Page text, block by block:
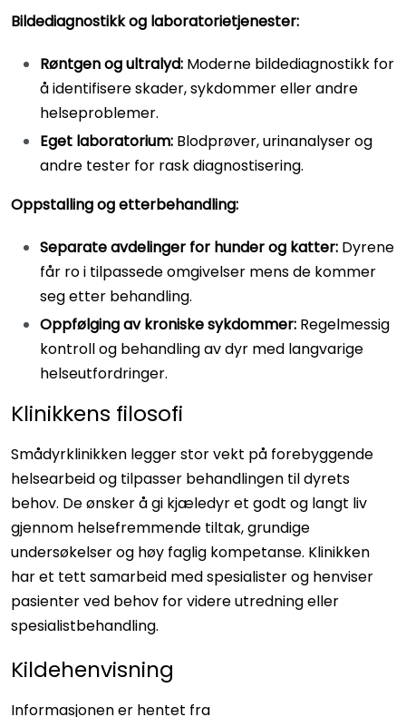
Bildediagnostikk og laboratorietjenester:
Røntgen og ultralyd: Moderne bildediagnostikk for
å identifisere skader, sykdommer eller andre
helseproblemer.
Eget laboratorium: Blodprøver, urinanalyser og
andre tester for rask diagnostisering.
Oppstalling og etterbehandling:
Separate avdelinger for hunder og katter: Dyrene
får ro i tilpassede omgivelser mens de kommer
seg etter behandling.
Oppfølging av kroniske sykdommer: Regelmessig
kontroll og behandling av dyr med langvarige
helseutfordringer.
Klinikkens filosofi
Smådyrklinikken legger stor vekt på forebyggende
helsearbeid og tilpasser behandlingen til dyrets
behov. De ønsker å gi kjæledyr et godt og langt liv
gjennom helsefremmende tiltak, grundige
undersøkelser og høy faglig kompetanse. Klinikken
har et tett samarbeid med spesialister og henviser
pasienter ved behov for videre utredning eller
spesialistbehandling.
Kildehenvisning
Informasjonen er hentet fra